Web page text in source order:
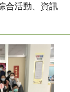
合活動、資訊